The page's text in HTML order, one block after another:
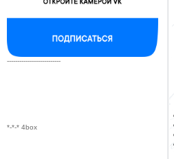
--------------------------
*-*-* 4box